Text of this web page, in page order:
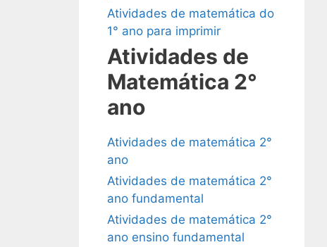
Atividades de matemática do
1° ano para imprimir
Atividades de
Matemática 2°
ano
Atividades de matemática 2°
ano
Atividades de matemática 2°
ano fundamental
Atividades de matemática 2°
ano ensino fundamental